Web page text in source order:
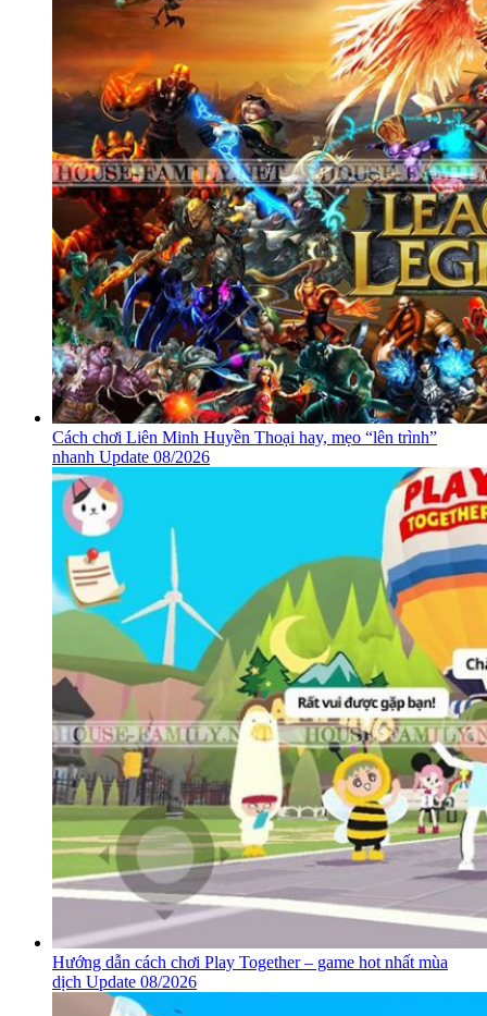
Cách chơi Liên Minh Huyền Thoại hay, mẹo “lên trình”
nhanh Update 08/2026
Hướng dẫn cách chơi Play Together – game hot nhất mùa
dịch Update 08/2026